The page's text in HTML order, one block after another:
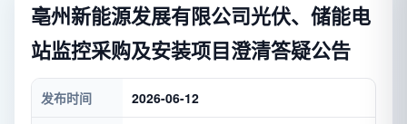
亳州新能源发展有限公司光伏、储能电
站监控采购及安装项目澄清答疑公告
发布时间 2026-06-12